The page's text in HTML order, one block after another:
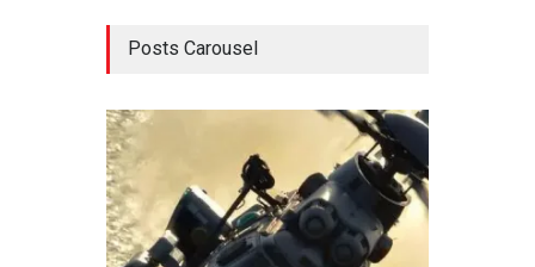
Posts Carousel